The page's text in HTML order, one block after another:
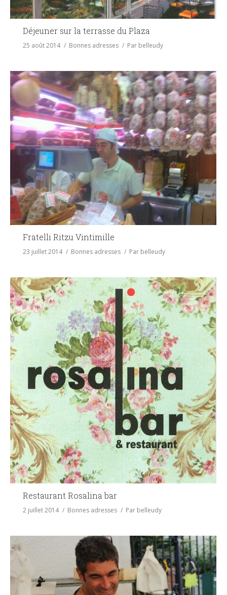
Déjeuner sur la terrasse du Plaza
25 août 2014 Bonnes adresses Par belleudy
Fratelli Ritzu Vintimille
23 juillet 2014 Bonnes adresses Par belleudy
Restaurant Rosalina bar
2 juillet 2014 Bonnes adresses Par belleudy